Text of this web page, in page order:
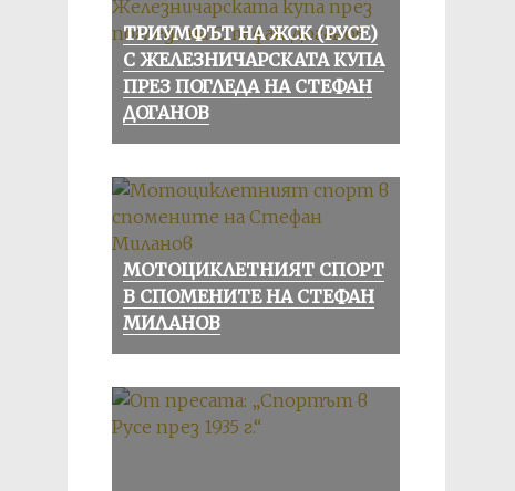
ТРИУМФЪТ НА ЖСК (РУСЕ)
С ЖЕЛЕЗНИЧАРСКАТА КУПА
ПРЕЗ ПОГЛЕДА НА СТЕФАН
ДОГАНОВ
МОТОЦИКЛЕТНИЯТ СПОРТ
В СПОМЕНИТЕ НА СТЕФАН
МИЛАНОВ